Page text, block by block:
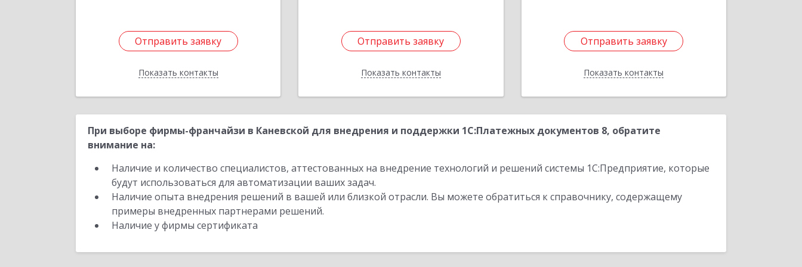
Отправить заявку
Показать контакты
Отправить заявку
Назад
Отправить заявку
Показать контакты
Отправить заявку
Назад
Отправить заявку
Показать контакты
Отправить заявку
Назад
При выборе фирмы-франчайзи в Каневской для внедрения и поддержки 1С:Платежных документов 8, обратите
внимание на:
Наличие и количество специалистов, аттестованных на внедрение технологий и решений системы 1С:Предприятие, которые
будут использоваться для автоматизации ваших задач.
Наличие опыта внедрения решений в вашей или близкой отрасли. Вы можете обратиться к справочнику, содержащему
примеры внедренных партнерами решений.
Наличие у фирмы сертификата